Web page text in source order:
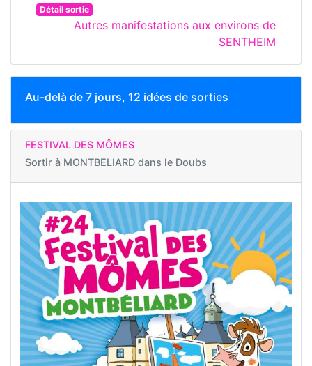
Détail sortie
Autres manifestations aux environs de
SENTHEIM
Au-delà de 7 jours, 12 idées de sorties
FESTIVAL DES MÔMES
Sortir à MONTBELIARD dans le Doubs